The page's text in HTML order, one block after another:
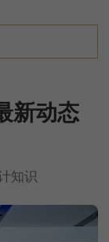
新动态
知识